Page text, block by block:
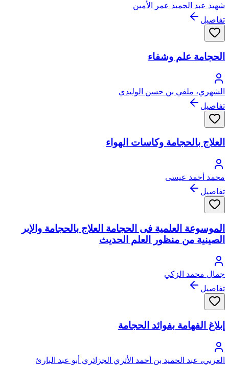
شهيد عبد الحميد عمر الأمين
تفاصيل
الحجامة علم وشفاء
الشهري، ملفي بن حسن الوليدي
تفاصيل
العلاج بالحجامة وكاسات الهواء
محمد أحمد عيسى
تفاصيل
الموسوعة العلمية فى الحجامة العلاج بالحجامة والإبر
الصينية من منظور العلم الحديث
جمال محمد الزكي
تفاصيل
إبلاغ الفهامة بفوائد الحجامة
العربي، عبد الحميد بن أحمد الأثري الجزائري أبو عبد البارئ